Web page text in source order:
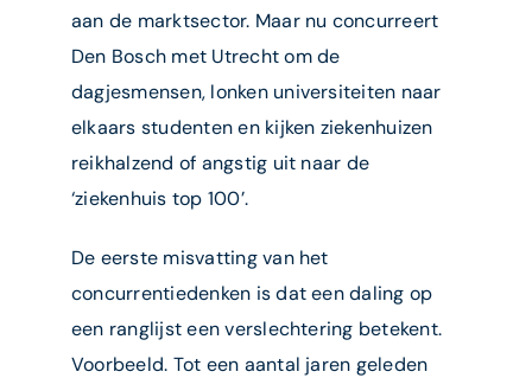
aan de marktsector. Maar nu concurreert
Den Bosch met Utrecht om de
dagjesmensen, lonken universiteiten naar
elkaars studenten en kijken ziekenhuizen
reikhalzend of angstig uit naar de
‘ziekenhuis top 100’.
De eerste misvatting van het
concurrentiedenken is dat een daling op
een ranglijst een verslechtering betekent.
Voorbeeld. Tot een aantal jaren geleden